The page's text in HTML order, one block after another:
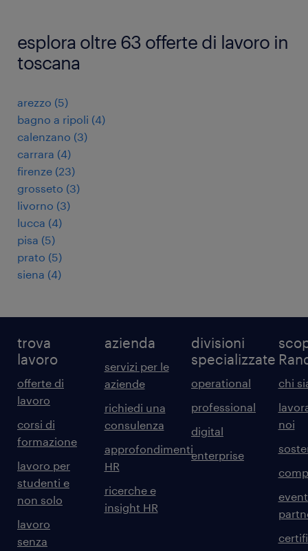
esplora oltre 63 offerte di lavoro in
toscana
arezzo (5)
bagno a ripoli (4)
calenzano (3)
carrara (4)
firenze (23)
grosseto (3)
livorno (3)
lucca (4)
pisa (5)
prato (5)
siena (4)
trova
lavoro
offerte di
lavoro
corsi di
formazione
lavoro per
studenti e
non solo
lavoro
senza
azienda
servizi per le
aziende
richiedi una
consulenza
approfondimenti
HR
ricerche e
insight HR
divisioni
specializzate
operational
professional
digital
enterprise
chi
noi